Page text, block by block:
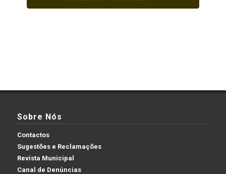
Sobre Nós
Contactos
Sugestões e Reclamações
Revista Municipal
Canal de Denúncias